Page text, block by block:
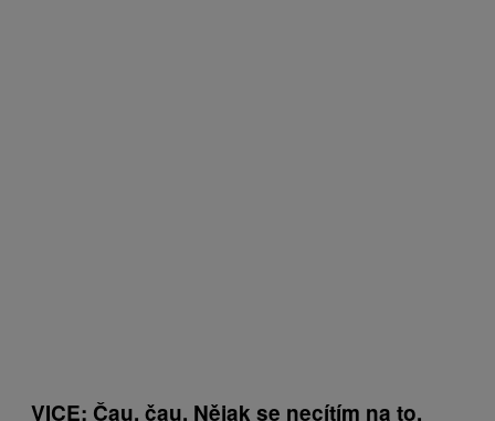
VICE: Čau, čau. Nějak se necítím na to,